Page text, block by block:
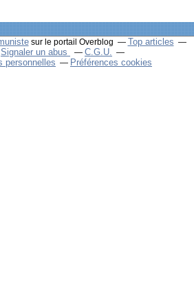
sur le portail Overblog
Top articles
Signaler un abus
C.G.U.
personnelles
Préférences cookies